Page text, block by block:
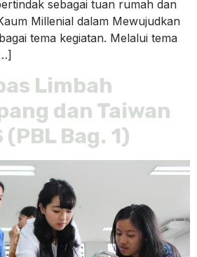
sebagai tuan rumah dan
Millenial dalam Mewujudkan
tema kegiatan. Melalui tema
Limbah
dan Taiwan
(PBL Bag. 1)